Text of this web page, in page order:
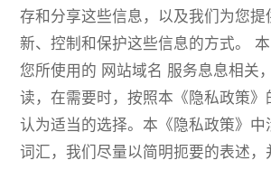
Join Us
Contact Us
存和分享这些信息，以及我们为您提
新、控制和保护这些信息的方式。
您所使用的 网站域名 服务息息相关
读，在需要时，按照本《隐私政策》
认为适当的选择。本《隐私政策》中
词汇，我们尽量以简明扼要的表述，